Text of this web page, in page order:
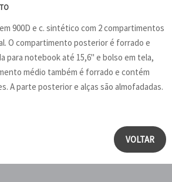
900D e c. sintético com 2 compartimentos
O compartimento posterior é forrado e
para notebook até 15,6" e bolso em tela,
médio também é forrado e contém
A parte posterior e alças são almofadadas.
VOLTAR